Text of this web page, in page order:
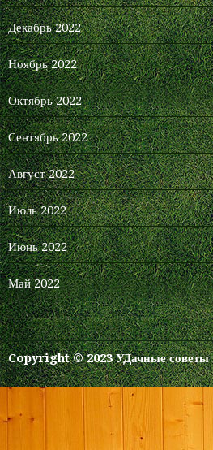
Декабрь 2022
Ноябрь 2022
Октябрь 2022
Сентябрь 2022
Август 2022
Июль 2022
Июнь 2022
Май 2022
Copyright © 2023 УДачные советы